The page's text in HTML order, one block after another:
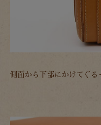
側面から下部にかけてぐる